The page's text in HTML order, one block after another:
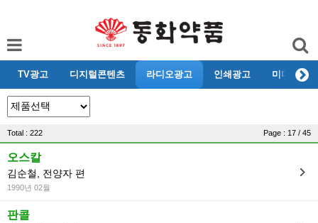
TV광고 디지털콘텐츠 라디오광고 인쇄광고 미디어리뷰
Total : 222 Page : 17 / 45
오스칼
김순철, 전양자 편
1990년 02월
판콜